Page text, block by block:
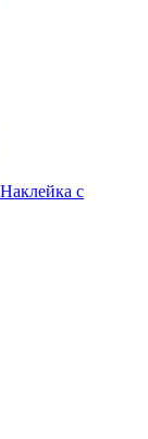
Наклейка с